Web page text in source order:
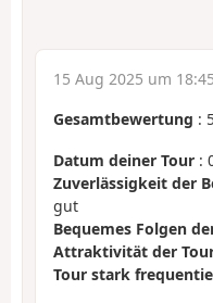
15 Aug 2025 um 18:45
Gesamtbewertung :
Datum deiner Tour :
Zuverlässigkeit der
gut
Bequemes Folgen
Attraktivität der
Tour stark